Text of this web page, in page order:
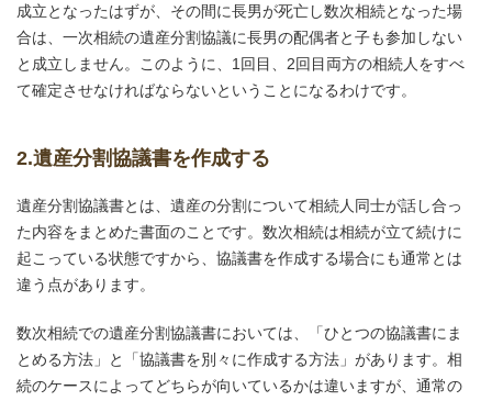
成立となったはずが、その間に長男が死亡し数次相続となった場
合は、一次相続の遺産分割協議に長男の配偶者と子も参加しない
と成立しません。このように、1回目、2回目両方の相続人をすべ
て確定させなければならないということになるわけです。
2.遺産分割協議書を作成する
遺産分割協議書とは、遺産の分割について相続人同士が話し合っ
た内容をまとめた書面のことです。数次相続は相続が立て続けに
起こっている状態ですから、協議書を作成する場合にも通常とは
違う点があります。
数次相続での遺産分割協議書においては、「ひとつの協議書にま
とめる方法」と「協議書を別々に作成する方法」があります。相
続のケースによってどちらが向いているかは違いますが、通常の